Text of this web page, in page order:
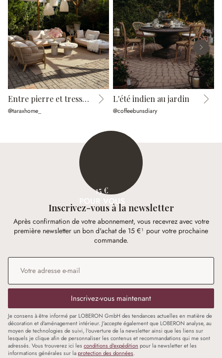
Entre pierre et tressage
@taraxhome_
L'été indien au jardin
@coffeebunsdiary
15 €
POUR VOUS
Inscrivez-vous à la newsletter
Après confirmation de votre abonnement, vous recevrez avec votre
première newsletter un bon d'achat de 15 €¹ pour votre prochaine
commande.
Adresse e-mail
Inscrivez-vous maintenant
Je consens à être informé par LOBERON GmbH des tendances actuelles en matière de
décoration et d'aménagement intérieur. J'accepte également que LOBERON analyse, au
moyen de technologies de suivi, l'ouverture de la newsletter ainsi que les liens sur
lesquels je clique afin de personnaliser les contenus et recommandations qui me sont
adressés. Vous trouverez ici les conditions d'expédition pour la newsletter et les
informations générales sur laprotection des données.